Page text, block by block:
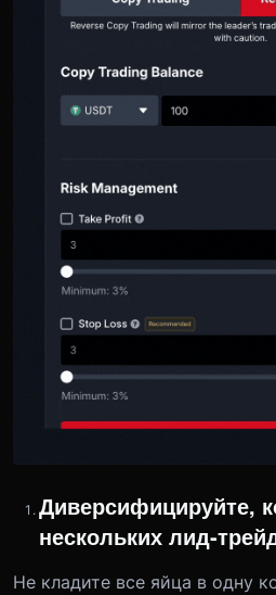
Диверсифицируйте,
нескольких лид-
Не кладите все яйца в одну